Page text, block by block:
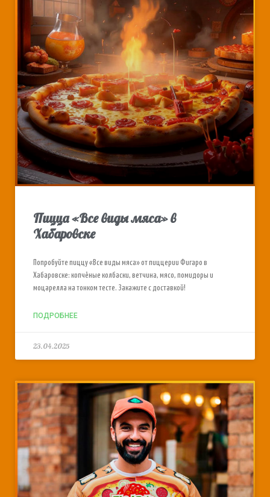
Пицца «Все виды мяса» в
Хабаровске
Попробуйте пиццу «Все виды мяса» от пиццерии Фигаро в
Хабаровске: копчёные колбаски, ветчина, мясо, помидоры и
моцарелла на тонком тесте. Закажите с доставкой!
ПОДРОБНЕЕ
23.04.2025